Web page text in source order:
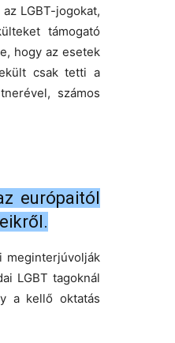
LGBT-jogokat,
támogató
hogy az esetek
csak tetti a
számos
európaitól
meginterjúvolják
LGBT tagoknál
a kellő oktatás